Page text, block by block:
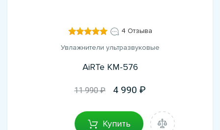
4 Отзыва
Увлажнители ультразвуковые
AiRTe KM-576
11 990 ₽ 4 990
Купить